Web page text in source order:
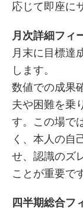
応じて即座に
月次詳細フィ
月末に目標達
します。
数値での成果
夫や困難を乗
す。この場で
く、本人の自
せ、認識のズ
ことが重要で
四半期総合フ